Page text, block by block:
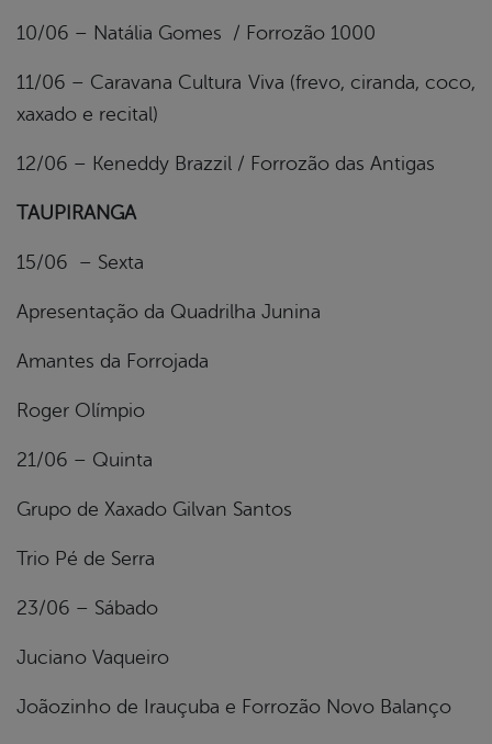
10/06 – Natália Gomes / Forrozão 1000
11/06 – Caravana Cultura Viva (frevo, ciranda, coco,
xaxado e recital)
12/06 – Keneddy Brazzil / Forrozão das Antigas
TAUPIRANGA
15/06 – Sexta
Apresentação da Quadrilha Junina
Amantes da Forrojada
Roger Olímpio
21/06 – Quinta
Grupo de Xaxado Gilvan Santos
Trio Pé de Serra
23/06 – Sábado
Juciano Vaqueiro
Joãozinho de Irauçuba e Forrozão Novo Balanço